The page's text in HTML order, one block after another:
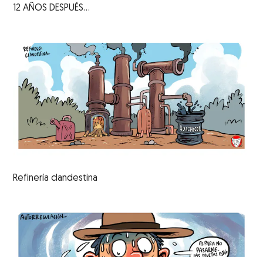
12 AÑOS DESPUÉS...
Refinería clandestina